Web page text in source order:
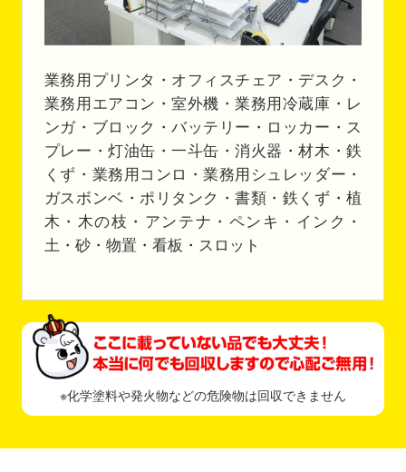
業務用プリンタ・オフィスチェア・デスク・
業務用エアコン・室外機・業務用冷蔵庫・レ
ンガ・ブロック・バッテリー・ロッカー・ス
プレー・灯油缶・一斗缶・消火器・材木・鉄
くず・業務用コンロ・業務用シュレッダー・
ガスボンベ・ポリタンク・書類・鉄くず・植
木・木の枝・アンテナ・ペンキ・インク・
土・砂・物置・看板・スロット
※化学塗料や発火物などの危険物は回収できません